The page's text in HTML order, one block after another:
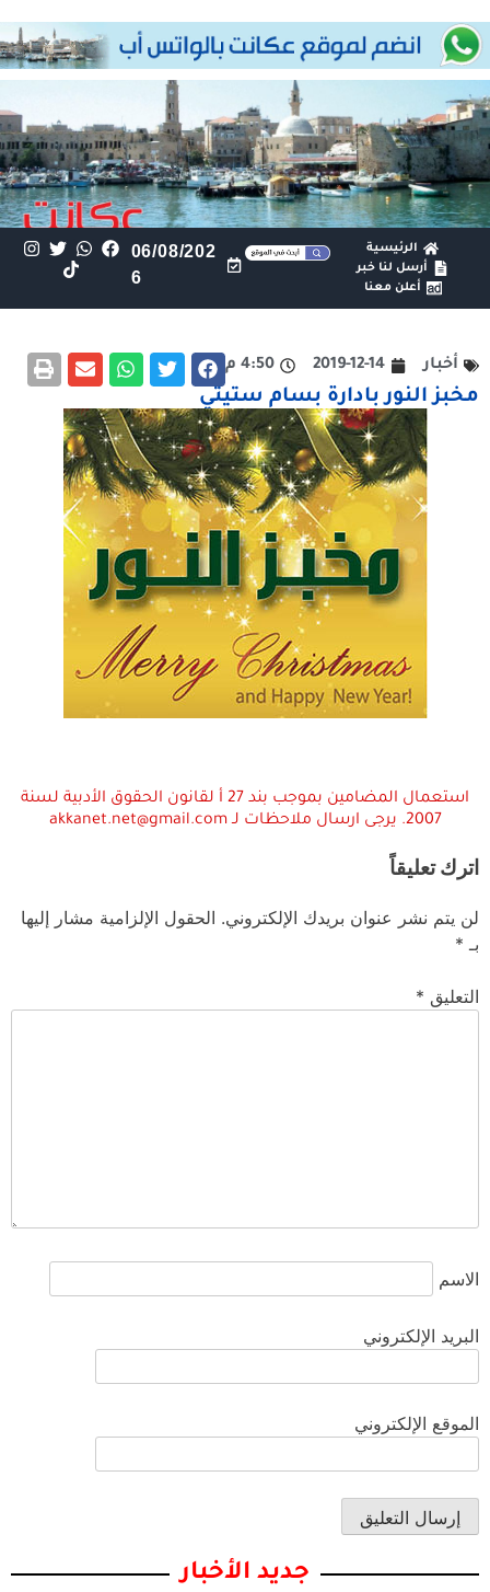
الرئيسية
أرسل لنا خبر
أعلن معنا
06/08/202
6
أخبار 2019-12-14 4:50 م
مخبز النور بادارة بسام ستيتي
استعمال المضامين بموجب بند 27 أ لقانون الحقوق الأدبية لسنة
2007. يرجى ارسال ملاحظات لـ akkanet.net@gmail.com
اترك تعليقاً
لن يتم نشر عنوان بريدك الإلكتروني. الحقول الإلزامية مشار إليها
بـ *
التعليق *
الاسم
البريد الإلكتروني
الموقع الإلكتروني
جديد الأخبار